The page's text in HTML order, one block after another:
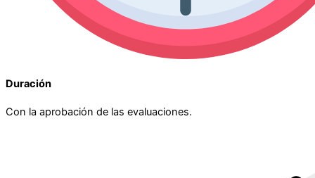
Duración
Con la aprobación de las evaluaciones.